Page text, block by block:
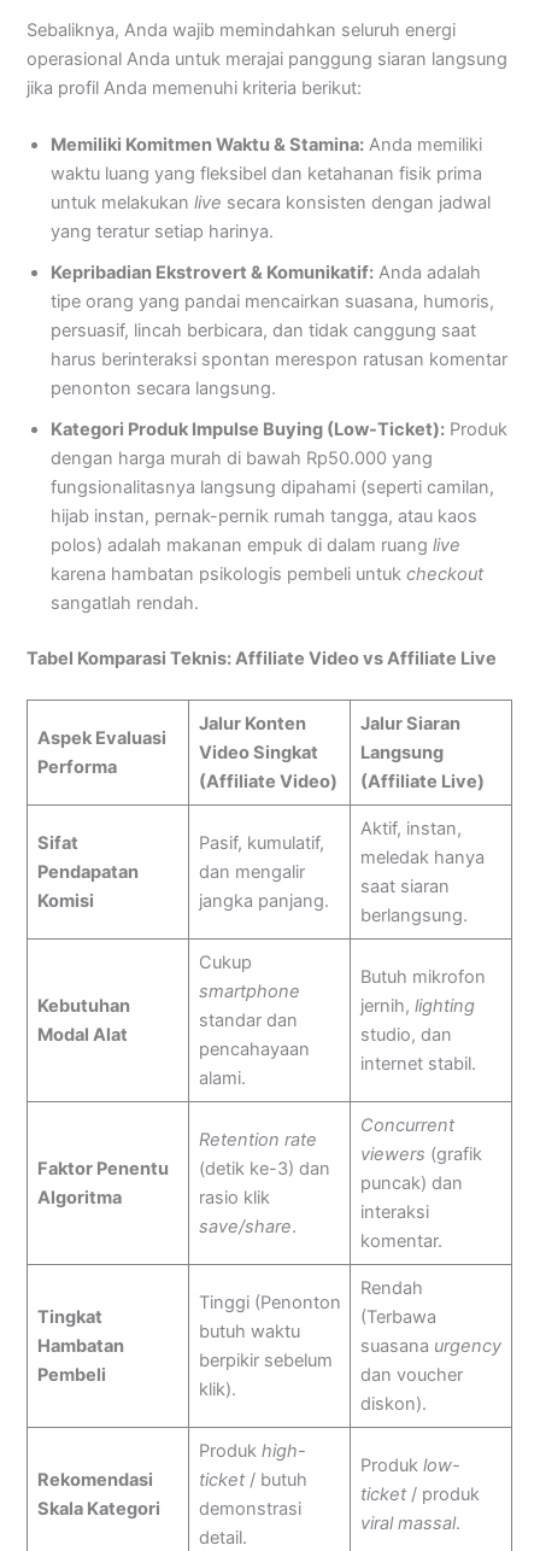
Sebaliknya, Anda wajib memindahkan seluruh energi
operasional Anda untuk merajai panggung siaran langsung
jika profil Anda memenuhi kriteria berikut:
Memiliki Komitmen Waktu & Stamina: Anda memiliki
waktu luang yang fleksibel dan ketahanan fisik prima
untuk melakukanlive secara konsisten dengan jadwal
yang teratur setiap harinya.
Kepribadian Ekstrovert & Komunikatif: Anda adalah
tipe orang yang pandai mencairkan suasana, humoris,
persuasif, lincah berbicara, dan tidak canggung saat
harus berinteraksi spontan merespon ratusan komentar
penonton secara langsung.
Kategori Produk Impulse Buying (Low-Ticket): Produk
dengan harga murah di bawah Rp50.000 yang
fungsionalitasnya langsung dipahami (seperti camilan,
hijab instan, pernak-pernik rumah tangga, atau kaos
polos) adalah makanan empuk di dalam ruanglive
karena hambatan psikologis pembeli untukcheckout
sangatlah rendah.
Tabel Komparasi Teknis: Affiliate Video vs Affiliate Live
Aspek Evaluasi
Performa
Jalur Konten
Video Singkat
(Affiliate Video)
Jalur Siaran
Langsung
(Affiliate Live)
Sifat
Pendapatan
Komisi
Pasif, kumulatif,
dan mengalir
jangka panjang.
Aktif, instan,
meledak hanya
saat siaran
berlangsung.
Kebutuhan
Modal Alat
Cukup
smartphone
standar dan
pencahayaan
alami.
Butuh mikrofon
jernih, lighting
studio, dan
internet stabil.
Faktor Penentu
Algoritma
Retention rate
(detik ke-3) dan
rasio klik
save/share.
Concurrent
viewers (grafik
puncak) dan
interaksi
komentar.
Tingkat
Hambatan
Pembeli
Tinggi (Penonton
butuh waktu
berpikir sebelum
klik).
Rendah
(Terbawa
suasana urgency
dan voucher
diskon).
Rekomendasi
Skala Kategori
Produk high-
ticket/ butuh
demonstrasi
detail.
Produk low-
ticket/ produk
viral massal.